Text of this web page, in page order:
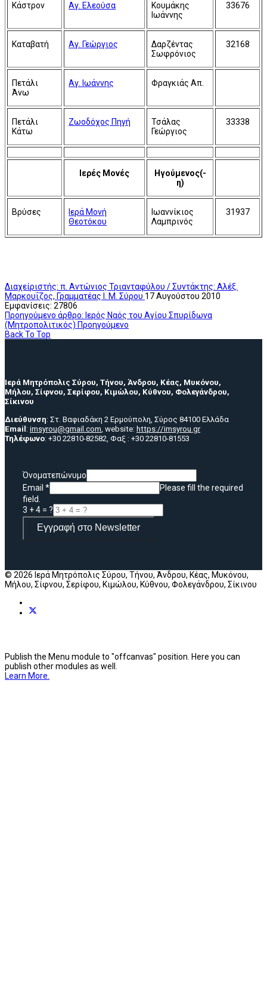
Κάστρον Αγ. Ελεούσα
Κουμάκης
Ιωάννης
33676
Καταβατή Αγ. Γεώργιος
Δαρζέντας
Σωφρόνιος
32168
Πετάλι
Άνω
Αγ. Ιωάννης Φραγκιάς Απ.
Πετάλι
Κάτω
Ζωοδόχος Πηγή
Τσάλας
Γεώργιος
33338
Ιερές Μονές
Ηγούμενος(-
η)
Βρύσες
Ιερά Μονή
Θεοτόκου
Ιωαννίκιος
Λαμπρινός
31937
Διαχείριστής: π. Αντώνιος Τριανταφύλου / Συντάκτης: Αλέξ.
Μαρκουΐζος, Γραμματέας Ι. Μ. Σύρου 17 Αυγούστου 2010
Εμφανίσεις: 27806
Προηγούμενο άρθρο: Ιερός Ναός του Αγίου Σπυρίδωνα
(Μητροπολιτικός) Προηγούμενο
Back To Top
Ιερά Μητρόπολις Σύρου, Τήνου, Άνδρου, Κέας, Μυκόνου,
Μήλου, Σίφνου, Σερίφου, Κιμώλου, Κύθνου, Φολεγάνδρου,
Σίκινου
Διεύθυνση: Στ. Βαφιαδάκη 2 Ερμούπολη, Σύρος 84100 Ελλάδα
Email : imsyrou@gmail.com, website: https://imsyrou.gr
Τηλέφωνο: +30 22810-82582, Φαξ : +30 22810-81553
Όνοματεπώνυμο
Email *
Please fill the required
field.
3 + 4 = ?
Εγγραφή στο Newsletter
© 2026 Ιερά Μητρόπολις Σύρου, Τήνου, Άνδρου, Κέας, Μυκόνου,
Μήλου, Σίφνου, Σερίφου, Κιμώλου, Κύθνου, Φολεγάνδρου, Σίκινου
Publish the Menu module to "offcanvas" position. Here you can
publish other modules as well.
Learn More.